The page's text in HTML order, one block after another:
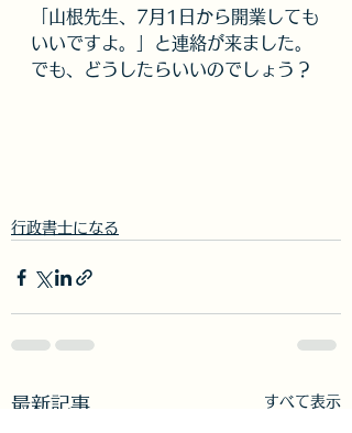
「山根先生、7月1日から開業しても
いいですよ。」と連絡が来ました。
でも、どうしたらいいのでしょう？
行政書士になる
最新記事 すべて表示